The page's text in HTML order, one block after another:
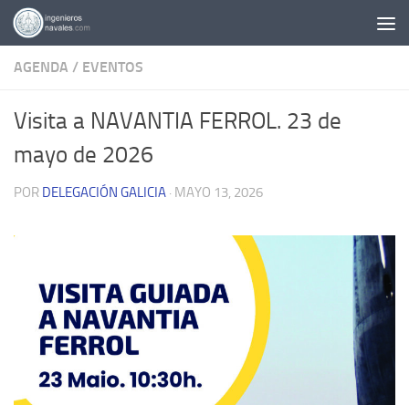
Saltar al contenido
AGENDA / EVENTOS
Visita a NAVANTIA FERROL. 23 de
mayo de 2026
POR DELEGACIÓN GALICIA · MAYO 13, 2026